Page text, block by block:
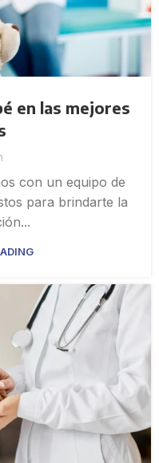
en las mejores
con un equipo de
para brindarte la